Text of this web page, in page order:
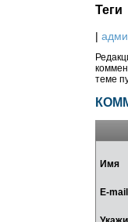
Теги
|
теме
Имя
E-mail